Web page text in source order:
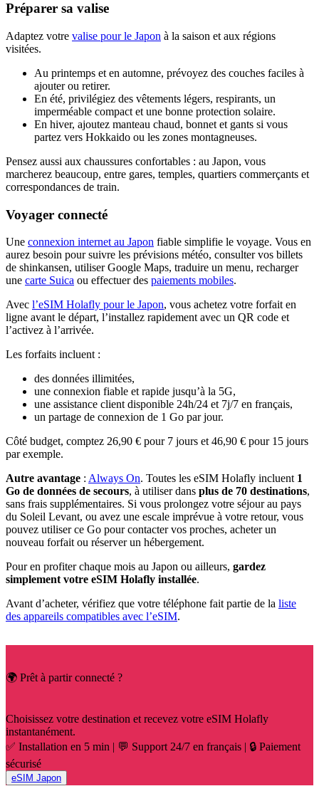
Préparer sa valise
Adaptez votre valise pour le Japon à la saison et aux régions
visitées.
Au printemps et en automne, prévoyez des couches faciles à
ajouter ou retirer.
En été, privilégiez des vêtements légers, respirants, un
imperméable compact et une bonne protection solaire.
En hiver, ajoutez manteau chaud, bonnet et gants si vous
partez vers Hokkaido ou les zones montagneuses.
Pensez aussi aux chaussures confortables : au Japon, vous
marcherez beaucoup, entre gares, temples, quartiers commerçants et
correspondances de train.
Voyager connecté
Une connexion internet au Japon fiable simplifie le voyage. Vous en
aurez besoin pour suivre les prévisions météo, consulter vos billets
de shinkansen, utiliser Google Maps, traduire un menu, recharger
une carte Suica ou effectuer des paiements mobiles.
Avec l’eSIM Holafly pour le Japon, vous achetez votre forfait en
ligne avant le départ, l’installez rapidement avec un QR code et
l’activez à l’arrivée.
Les forfaits incluent :
des données illimitées,
une connexion fiable et rapide jusqu’à la 5G,
une assistance client disponible 24h/24 et 7j/7 en français,
un partage de connexion de 1 Go par jour.
Côté budget, comptez 26,90 € pour 7 jours et 46,90 € pour 15 jours
par exemple.
Autre avantage : Always On. Toutes les eSIM Holafly incluent 1
Go de données de secours, à utiliser dans plus de 70 destinations,
sans frais supplémentaires. Si vous prolongez votre séjour au pays
du Soleil Levant, ou avez une escale imprévue à votre retour, vous
pouvez utiliser ce Go pour contacter vos proches, acheter un
nouveau forfait ou réserver un hébergement.
Pour en profiter chaque mois au Japon ou ailleurs, gardez
simplement votre eSIM Holafly installée.
Avant d’acheter, vérifiez que votre téléphone fait partie de la liste
des appareils compatibles avec l’eSIM.
🌍 Prêt à partir connecté ?
Choisissez votre destination et recevez votre eSIM Holafly
instantanément.
✅ Installation en 5 min | 💬 Support 24/7 en français | 🔒 Paiement
sécurisé
eSIM Japon